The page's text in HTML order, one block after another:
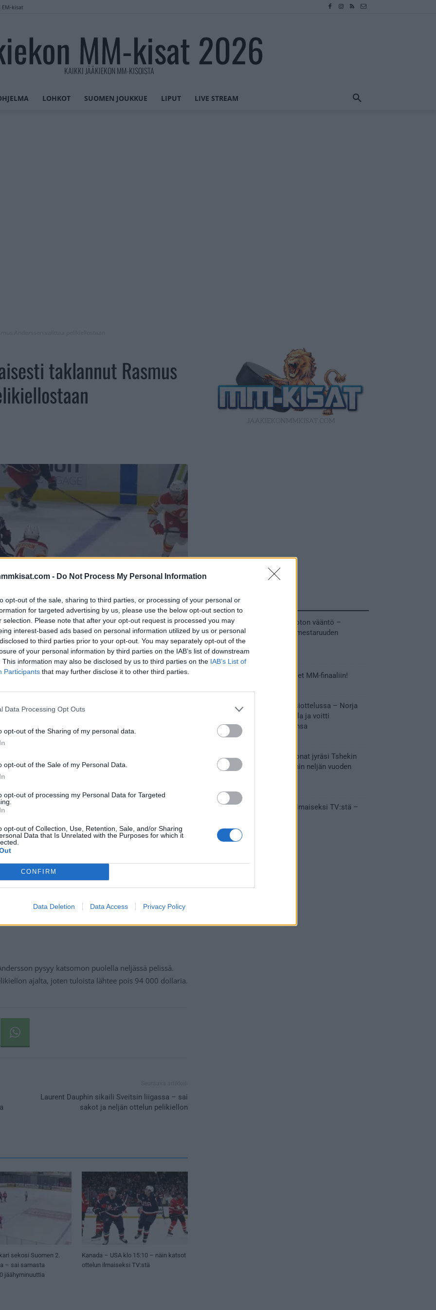
- Do Not Process My Personal Information
opt-out of the sale, sharing to third parties, or processing of your personal or
for targeted advertising by us, please use the below opt-out section to
selection. Please note that after your opt-out request is processed you may
interest-based ads based on personal information utilized by us or personal
to third parties prior to your opt-out. You may separately opt-out of the
of your personal information by third parties on the IAB’s list of downstream
This information may also be disclosed by us to third parties on the IAB’s List of
Participants that may further disclose it to other third parties.
Data Processing Opt Outs
opt-out of the Sharing of my personal data.
opt-out of the Sale of my Personal Data.
opt-out of processing my Personal Data for Targeted
opt-out of Collection, Use, Retention, Sale, and/or Sharing
Data that Is Unrelated with the Purposes for which it
CONFIRM
Data Deletion Data Access Privacy Policy
EM-kisat
MM-kisat 2026
KAIKKI JÄÄKIEKON MM-KISOISTA
LOHKOT SUOMEN JOUKKUE LIPUT LIVE STREAM
taklannut Rasmus
valittaa saamastaan neljän ottelun
taklauksesta.
pelikieltoon, kun ruotsalaiselle langetettiin neljän
NHL:ssä, vaikka rumia tekoja on nähty.
ansaittu, sillä sen verran rumalla tavalla mies taklasi
pelikieltoon, vaan mies päätti valittaa siitä.
pelikiellosta. Valituksen käsittelee NHL:n
pysyy katsomon puolella neljässä pelissä.
ajalta, joten tuloista lähtee pois 94 000 dollaria.
Laurent Dauphin sikaili Sveitsin liigassa – sai
sakot ja neljän ottelun pelikiellon
sekosi Suomen 2.
– sai samasta
jäähyminuuttia
Kanada – USA klo 15:10 – näin katsot
ottelun ilmaiseksi TV:stä
Tuoreimmat uutiset
MM-kullasta käytiin armoton vääntö –
Leijonat voitti maailmanmestaruuden
jatkoajalla
31.05.2026 23:27
Tässä Leijonien kentälliset MM-finaaliin!
Huikeaa draamaa pronssiottelussa – Norja
kaatoi Kanadan jatkoajalla ja voitti
ensimmäisen MM-mitalinsa
31.05.2026 18:25
Vakuuttava esitys – Leijonat jyräsi Tshekin
nurin ja eteni mitalipeleihin neljän vuoden
Suomi – Tshekki näkyy ilmaiseksi TV:stä –
28.05.2026 15:09